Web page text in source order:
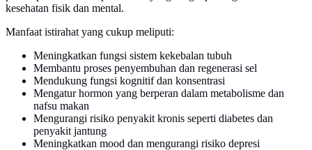
kesehatan fisik dan mental.
Manfaat istirahat yang cukup meliputi:
Meningkatkan fungsi sistem kekebalan tubuh
Membantu proses penyembuhan dan regenerasi sel
Mendukung fungsi kognitif dan konsentrasi
Mengatur hormon yang berperan dalam metabolisme dan
nafsu makan
Mengurangi risiko penyakit kronis seperti diabetes dan
penyakit jantung
Meningkatkan mood dan mengurangi risiko depresi